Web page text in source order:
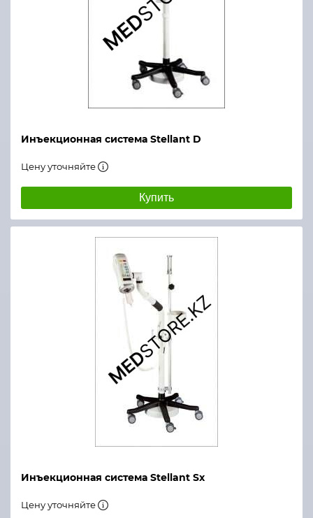
Инъекционная система Stellant D
Цену уточняйте
Купить
Инъекционная система Stellant Sx
Цену уточняйте